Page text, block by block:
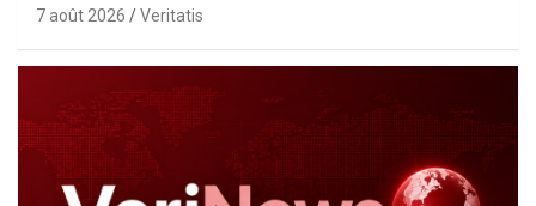
7 août 2026 Veritatis